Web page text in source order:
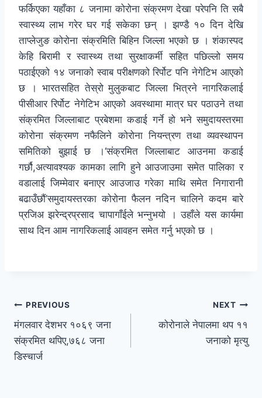
फर्किएका यहाँका ८ जनामा कोरोना संक्रमण देखा परेपनि ति सबै
स्वास्थ्य लाभ गरेर घर गई सकेका छन् । झण्डै १० दिन देखि
ताप्लेजुङ कोरोना संक्रमिति बिहिन जिल्ला भएको छ । शंकास्पद
केहि बिरामी र स्वास्थ्य तथा सुरक्षाकर्मी सहित पछिल्लो समय
पठाईएको १४ जनाको स्वाब परीक्षणको रिर्पोट पनि नेगेटिभ आएको
छ । भारतसहित तेस्रो मुलुकबाट जिल्ला भित्रने नागरिकलाई
पीसीआर रिर्पोट नेगेटिभ आएको अवस्थामा मात्र घर पठाउने तथा
संक्रमित जिल्लाबाट प्रबेशमा कडाई गर्ने हो भने समुदायस्तरमा
कोरोना संक्रमण नफैलिने कोरोना नियन्त्रण तथा व्यवस्थापन
समितिको बुझाई छ ।‘संक्रमित जिल्लाबाट आउनमा कडाई
गर्छौ,अत्यावश्यक कामका लागि हुने आउजाउमा समेत पालिका र
वडालाई जिम्मेवार बनाएर आउजाउ गरेका माथि समेत निगारानी
बढाउँछौं’समुदायस्तरका कोरोना फैलन नदिन चालिने कदम बारे
प्रजिअ झरेन्द्रप्रसाद चापागाँईले भन्नुभयो । उहाँले यस कार्यमा
साथ दिन आम नागरिकलाई आवहन समेत गर्नु भएको छ ।
PREVIOUS
मंगलवार देशभर १०६९ जना
संक्रमित थपिए,७६८ जना
डिस्चार्ज
NEXT
कोरोनाले नेपालमा थप ११
जनाको मृत्यु